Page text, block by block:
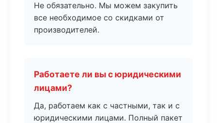
Не обязательно. Мы можем закупить
все необходимое со скидками от
производителей.
Работаете ли вы с юридическими
лицами?
Да, работаем как с частными, так и с
юридическими лицами. Полный пакет